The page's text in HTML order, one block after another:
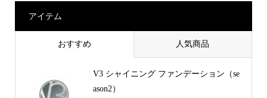
アイテム
おすすめ 人気商品
V3 シャイニング ファンデーション（se
ason2）